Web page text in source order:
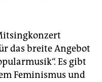
das breite Angebot
Es gibt
Feminismus und